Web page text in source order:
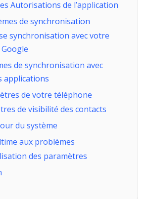
Autorisations de l’application
de synchronisation
synchronisation avec votre
de synchronisation avec
applications
de votre téléphone
de visibilité des contacts
du système
aux problèmes
des paramètres